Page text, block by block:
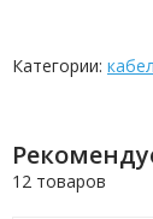
Категории:
12 товаров